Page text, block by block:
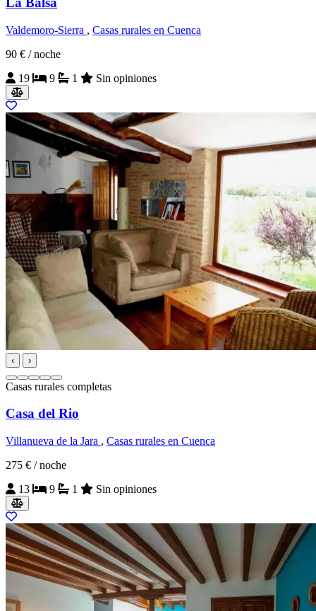
Valdemoro-Sierra , Casas rurales en Cuenca
90 € / noche
19
9 1 Sin opiniones
‹ ›
Casas rurales completas
Casa del Rio
Villanueva de la Jara , Casas rurales en Cuenca
275 € / noche
13
9 1 Sin opiniones